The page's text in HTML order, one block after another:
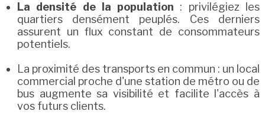
La densité de la population : privilégiez les
quartiers densément peuplés. Ces derniers
assurent un flux constant de consommateurs
potentiels.
La proximité des transports en commun : un local
commercial proche d'une station de métro ou de
bus augmente sa visibilité et facilite l'accès à
vos futurs clients.